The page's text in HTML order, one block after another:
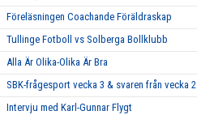
Föreläsningen Coachande Föräldraskap
Tullinge Fotboll vs Solberga Bollklubb
Alla Är Olika-Olika Är Bra
SBK-frågesport vecka 3 & svaren från vecka 2
Intervju med Karl-Gunnar Flygt